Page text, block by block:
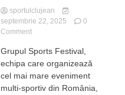
sportulclujean
septembrie 22, 2025
0
Commenton
Festival
preia
managementul
imaginii
Grupul Sports Festival,
echipa care organizează
cel mai mare eveniment
multi-sportiv din România,